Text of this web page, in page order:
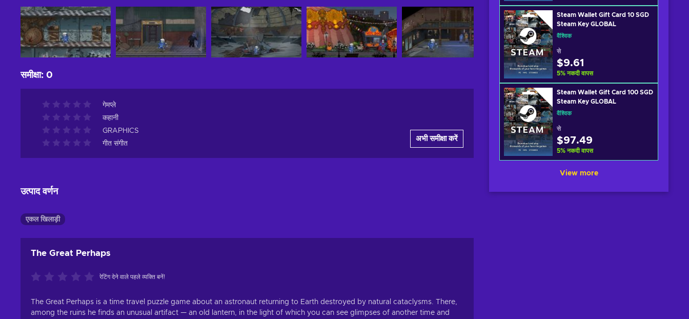
Steam Wallet Gift Card 10 SGD
Steam Key GLOBAL
वैश्विक
से
$9.61
5% नकदी वापस
Steam Wallet Gift Card 100 SGD
Steam Key GLOBAL
वैश्विक
से
$97.49
5% नकदी वापस
View more
समीक्षा: 0
गेमप्ले
कहानी
GRAPHICS
गीत संगीत
अभी समीक्षा करें
उत्पाद वर्णन
एकल खिलाड़ी
The Great Perhaps
रेटिंग देने वाले पहले व्यक्ति बनें!
The Great Perhaps is a time travel puzzle game about an astronaut returning to Earth destroyed by natural cataclysms. There,
among the ruins he finds an unusual artifact — an old lantern, in the light of which you can see glimpses of another time and